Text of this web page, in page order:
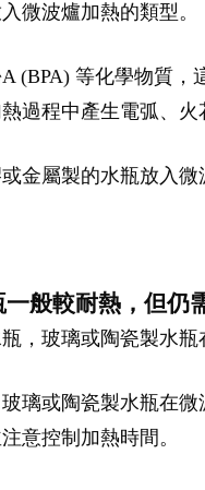
微波爐加熱的類型。
(BPA) 等化學物質
過程中產生電弧、火
金屬製的水瓶放入微
般較耐熱，但仍
，玻璃或陶瓷製水
璃或陶瓷製水瓶在
意控制加熱時間。